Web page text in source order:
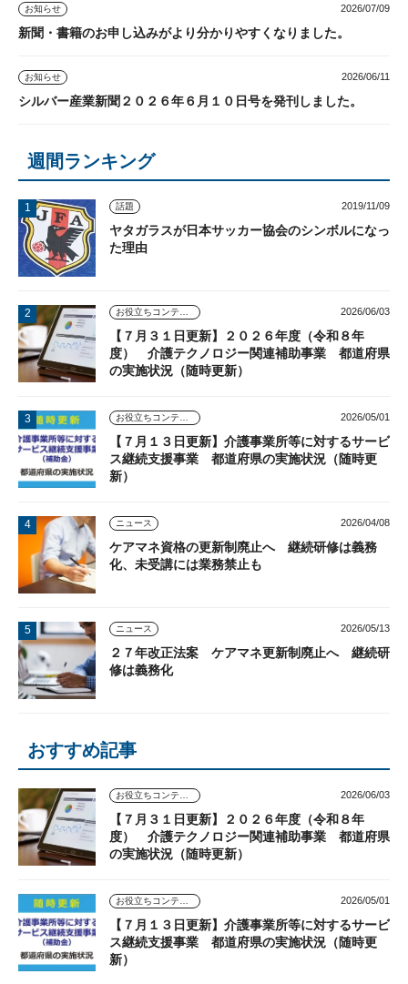
お知らせ 2026/07/09
新聞・書籍のお申し込みがより分かりやすくなりました。
お知らせ 2026/06/11
シルバー産業新聞２０２６年６月１０日号を発刊しました。
週間ランキング
話題 2019/11/09
ヤタガラスが日本サッカー協会のシンボルになっ
た理由
2026/06/03
【７月３１日更新】２０２６年度（令和８年
度） 介護テクノロジー関連補助事業 都道府県
の実施状況（随時更新）
2026/05/01
【７月１３日更新】介護事業所等に対するサービ
ス継続支援事業 都道府県の実施状況（随時更
新）
ニュース 2026/04/08
ケアマネ資格の更新制廃止へ 継続研修は義務
化、未受講には業務禁止も
ニュース 2026/05/13
２７年改正法案 ケアマネ更新制廃止へ 継続研
修は義務化
おすすめ記事
2026/06/03
【７月３１日更新】２０２６年度（令和８年
度） 介護テクノロジー関連補助事業 都道府県
の実施状況（随時更新）
2026/05/01
【７月１３日更新】介護事業所等に対するサービ
ス継続支援事業 都道府県の実施状況（随時更
新）